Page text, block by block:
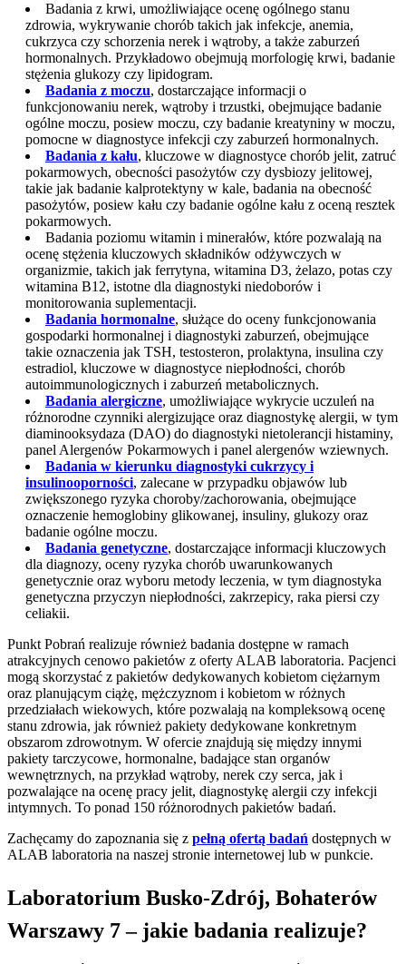
Badania z krwi, umożliwiające ocenę ogólnego stanu
zdrowia, wykrywanie chorób takich jak infekcje, anemia,
cukrzyca czy schorzenia nerek i wątroby, a także zaburzeń
hormonalnych. Przykładowo obejmują morfologię krwi, badanie
stężenia glukozy czy lipidogram.
Badania z moczu, dostarczające informacji o
funkcjonowaniu nerek, wątroby i trzustki, obejmujące badanie
ogólne moczu, posiew moczu, czy badanie kreatyniny w moczu,
pomocne w diagnostyce infekcji czy zaburzeń hormonalnych.
Badania z kału, kluczowe w diagnostyce chorób jelit, zatruć
pokarmowych, obecności pasożytów czy dysbiozy jelitowej,
takie jak badanie kalprotektyny w kale, badania na obecność
pasożytów, posiew kału czy badanie ogólne kału z oceną resztek
pokarmowych.
Badania poziomu witamin i minerałów, które pozwalają na
ocenę stężenia kluczowych składników odżywczych w
organizmie, takich jak ferrytyna, witamina D3, żelazo, potas czy
witamina B12, istotne dla diagnostyki niedoborów i
monitorowania suplementacji.
Badania hormonalne, służące do oceny funkcjonowania
gospodarki hormonalnej i diagnostyki zaburzeń, obejmujące
takie oznaczenia jak TSH, testosteron, prolaktyna, insulina czy
estradiol, kluczowe w diagnostyce niepłodności, chorób
autoimmunologicznych i zaburzeń metabolicznych.
Badania alergiczne, umożliwiające wykrycie uczuleń na
różnorodne czynniki alergizujące oraz diagnostykę alergii, w tym
diaminooksydaza (DAO) do diagnostyki nietolerancji histaminy,
panel Alergenów Pokarmowych i panel alergenów wziewnych.
Badania w kierunku diagnostyki cukrzycy i
insulinooporności, zalecane w przypadku objawów lub
zwiększonego ryzyka choroby/zachorowania, obejmujące
oznaczenie hemoglobiny glikowanej, insuliny, glukozy oraz
badanie ogólne moczu.
Badania genetyczne, dostarczające informacji kluczowych
dla diagnozy, oceny ryzyka chorób uwarunkowanych
genetycznie oraz wyboru metody leczenia, w tym diagnostyka
genetyczna przyczyn niepłodności, zakrzepicy, raka piersi czy
celiakii.
Punkt Pobrań realizuje również badania dostępne w ramach
atrakcyjnych cenowo pakietów z oferty ALAB laboratoria. Pacjenci
mogą skorzystać z pakietów dedykowanych kobietom ciężarnym
oraz planującym ciążę, mężczyznom i kobietom w różnych
przedziałach wiekowych, które pozwalają na kompleksową ocenę
stanu zdrowia, jak również pakiety dedykowane konkretnym
obszarom zdrowotnym. W ofercie znajdują się między innymi
pakiety tarczycowe, hormonalne, badające stan organów
wewnętrznych, na przykład wątroby, nerek czy serca, jak i
pozwalające na ocenę pracy jelit, diagnostykę alergii czy infekcji
intymnych. To ponad 150 różnorodnych pakietów badań.
Zachęcamy do zapoznania się z pełną ofertą badań dostępnych w
ALAB laboratoria na naszej stronie internetowej lub w punkcie.
Laboratorium Busko-Zdrój, Bohaterów
Warszawy 7 – jakie badania realizuje?